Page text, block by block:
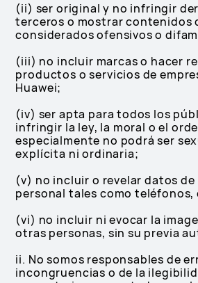
(ii) ser original y no infringir
terceros o mostrar contenidos
considerados ofensivos o
(iii) no incluir marcas o hacer
productos o servicios de
Huawei;
(iv) ser apta para todos los
infringir la ley, la moral o el
especialmente no podrá ser
explícita ni ordinaria;
(v) no incluir o revelar datos
personal tales como teléfonos,
(vi) no incluir ni evocar la
otras personas, sin su previa
ii. No somos responsables de
incongruencias o de la